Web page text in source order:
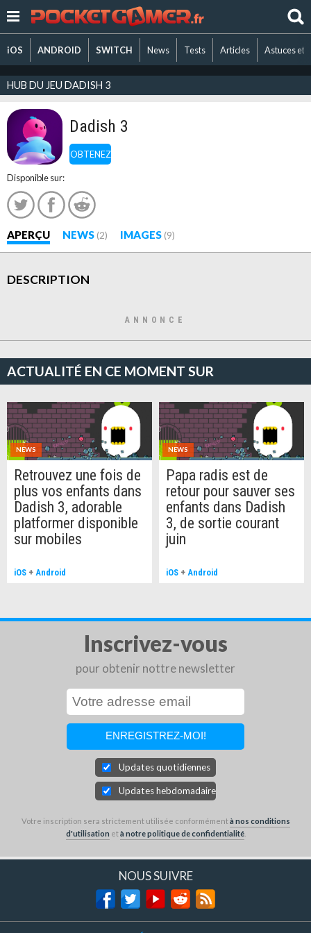
iOS ANDROID SWITCH News Tests Articles Astuces et
HUB DU JEU DADISH 3
OBTENEZ
Dadish 3
Disponible sur:
APERÇU NEWS (2) IMAGES (9)
DESCRIPTION
ANNONCE
ACTUALITÉ EN CE MOMENT SUR
NEWS
Retrouvez une fois de
plus vos enfants dans
Dadish 3, adorable
platformer disponible
sur mobiles
iOS + Android
NEWS
Papa radis est de
retour pour sauver ses
enfants dans Dadish
3, de sortie courant
juin
iOS + Android
Inscrivez-vous
pour obtenir nottre newsletter
Updates quotidiennes
Updates hebdomadaires
Votre inscription sera strictement utilisée conformémentà nos conditions
d'utilisation età notre politique de confidentialité.
NOUS SUIVRE